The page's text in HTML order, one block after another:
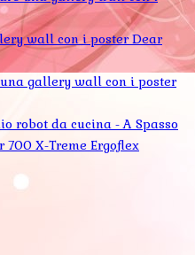
wall con i poster Dear
gallery wall con i poster
robot da cucina - A Spasso
700 X-Treme Ergoflex